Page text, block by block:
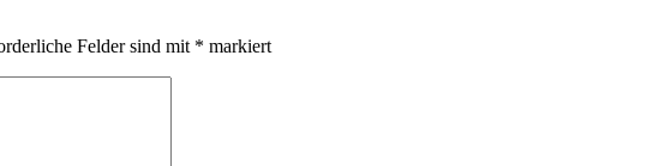
Felder sind mit * markiert